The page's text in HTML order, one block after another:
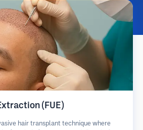
(FUE)
hair transplant technique where